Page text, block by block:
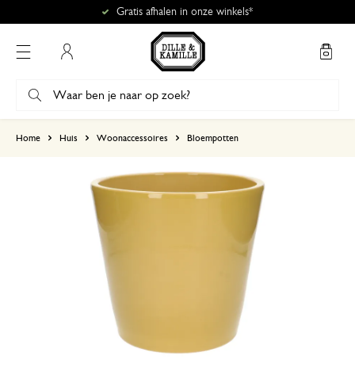
Gratis afhalen in onze winkels*
Home Huis Woonaccessoires Bloempotten
4
3
10 december 2024